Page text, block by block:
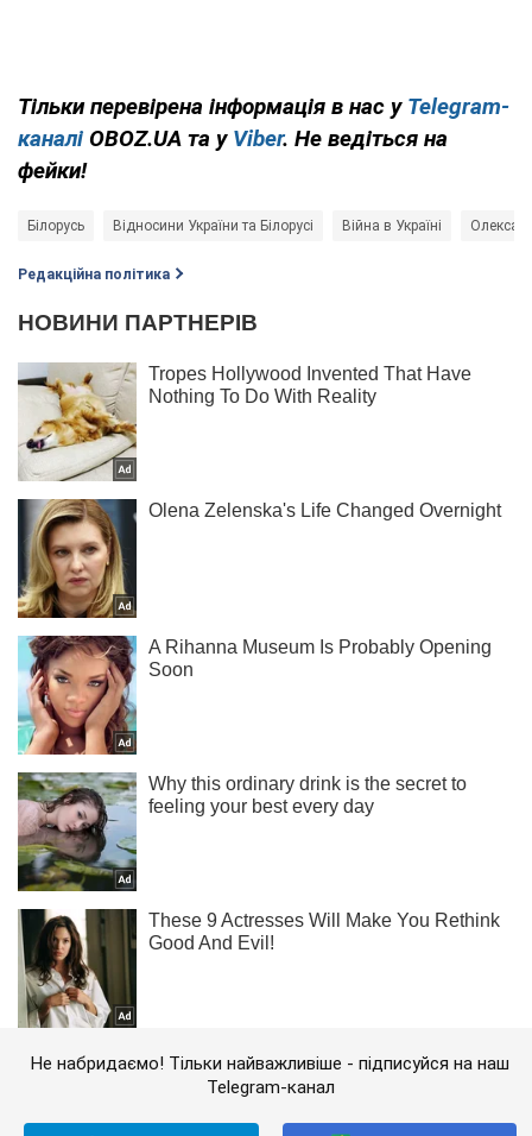
Тільки перевірена інформація в нас у Telegram-
каналі OBOZ.UA та у Viber. Не ведіться на
фейки!
Білорусь Відносини України та Білорусі Війна в Україні
Редакційна політика
Не набридаємо! Тільки найважливіше - підписуйся на наш
Telegram-канал